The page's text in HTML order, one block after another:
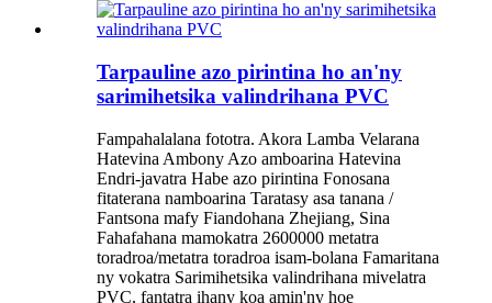
Tarpauline azo pirintina ho an'ny
sarimihetsika valindrihana PVC
Fampahalalana fototra. Akora Lamba Velarana
Hatevina Ambony Azo amboarina Hatevina
Endri-javatra Habe azo pirintina Fonosana
fitaterana namboarina Taratasy asa tanana /
Fantsona mafy Fiandohana Zhejiang, Sina
Fahafahana mamokatra 2600000 metatra
toradroa/metatra toradroa isam-bolana Famaritana
ny vokatra Sarimihetsika valindrihana mivelatra
PVC, fantatra ihany koa amin'ny hoe